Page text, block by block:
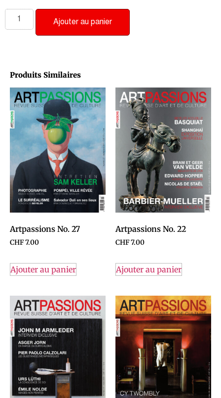
Ajouter au panier
Produits Similaires
Artpassions No. 27
CHF7.00
Ajouter au panier
Artpassions No. 22
CHF7.00
Ajouter au panier